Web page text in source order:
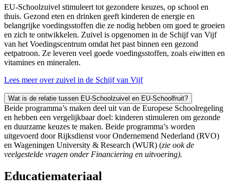
EU-Schoolzuivel stimuleert tot gezondere keuzes, op school en
thuis. Gezond eten en drinken geeft kinderen de energie en
belangrijke voedingsstoffen die ze nodig hebben om goed te groeien
en zich te ontwikkelen. Zuivel is opgenomen in de Schijf van Vijf
van het Voedingscentrum omdat het past binnen een gezond
eetpatroon. Ze leveren veel goede voedingsstoffen, zoals eiwitten en
vitamines en mineralen.
Lees meer over zuivel in de Schijf van Vijf
Wat is de relatie tussen EU-Schoolzuivel en EU-Schoolfruit?
Beide programma’s maken deel uit van de Europese Schoolregeling
en hebben een vergelijkbaar doel: kinderen stimuleren om gezonde
en duurzame keuzes te maken. Beide programma’s worden
uitgevoerd door Rijksdienst voor Ondernemend Nederland (RVO)
en Wageningen University & Research (WUR) (zie ook de
veelgestelde vragen onder Financiering en uitvoering).
Educatiemateriaal